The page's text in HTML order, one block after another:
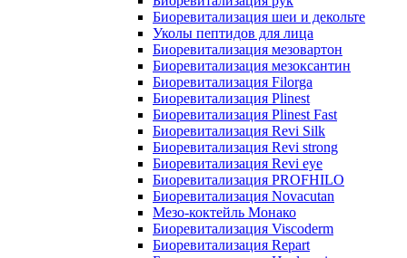
Биоревитализация шеи и декольте
Уколы пептидов для лица
Биоревитализация мезовартон
Биоревитализация мезоксантин
Биоревитализация Filorga
Биоревитализация Plinest
Биоревитализация Plinest Fast
Биоревитализация Revi Silk
Биоревитализация Revi strong
Биоревитализация Revi eye
Биоревитализация PROFHILO
Биоревитализация Novacutan
Мезо-коктейль Монако
Биоревитализация Viscoderm
Биоревитализация Repart